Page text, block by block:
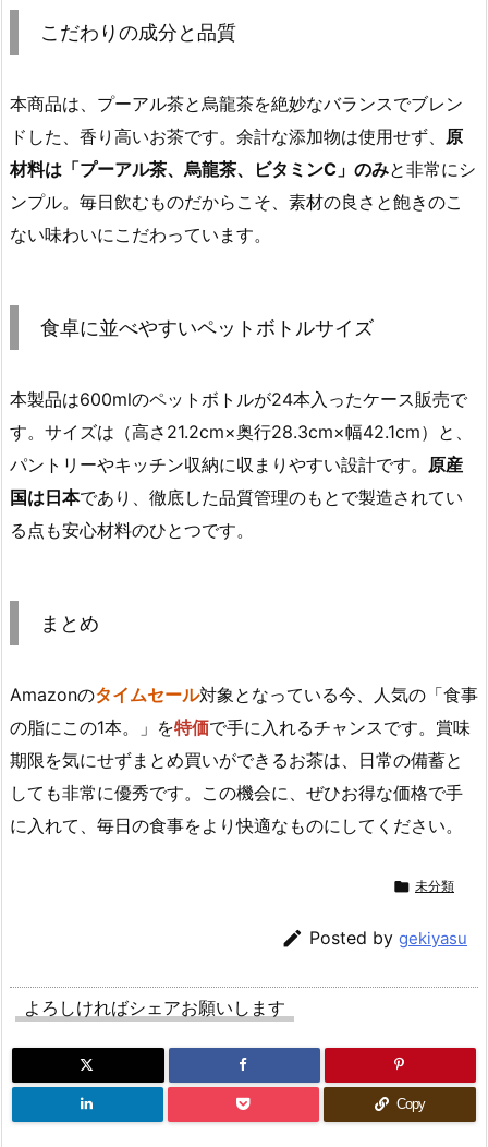
こだわりの成分と品質
本商品は、プーアル茶と烏龍茶を絶妙なバランスでブレン
ドした、香り高いお茶です。余計な添加物は使用せず、 原
材料は「プーアル茶、烏龍茶、ビタミンC」のみと非常にシ
ンプル。毎日飲むものだからこそ、素材の良さと飽きのこ
ない味わいにこだわっています。
食卓に並べやすいペットボトルサイズ
本製品は600mlのペットボトルが24本入ったケース販売で
す。サイズは（高さ21.2cm×奥行28.3cm×幅42.1cm）と、
パントリーやキッチン収納に収まりやすい設計です。 原産
国は日本であり、徹底した品質管理のもとで製造されてい
る点も安心材料のひとつです。
まとめ
Amazonのタイムセール対象となっている今、人気の「食事
の脂にこの1本。」を特価で手に入れるチャンスです。賞味
期限を気にせずまとめ買いができるお茶は、日常の備蓄と
しても非常に優秀です。この機会に、ぜひお得な価格で手
に入れて、毎日の食事をより快適なものにしてください。
 未分類
 Posted by gekiyasu
よろしければシェアお願いします
Copy